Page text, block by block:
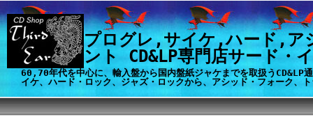
プログレ,サイケ,ハード,ア
ント CD&LP専門店サード・
60,70年代を中心に、輸入盤から国内盤紙ジャケまでを取扱うCD&LP
イケ、ハード・ロック、ジャズ・ロックから、アシッド・フォーク、